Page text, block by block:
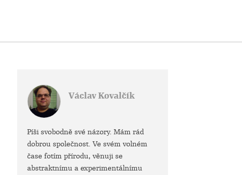
Václav Kovalčík
Píši svobodně své názory. Mám rád
dobrou společnost. Ve svém volném
čase fotím přírodu, věnuji se
abstraktnímu a experimentálnímu